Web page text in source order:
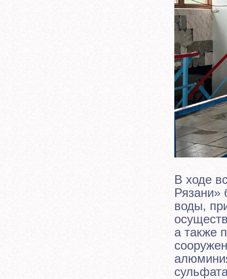
В ходе
Рязани»
воды,
а также